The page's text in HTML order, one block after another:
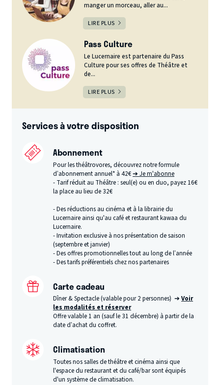
manger un morceau, aller au...
LIRE PLUS
Pass Culture
Le Lucernaire est partenaire du Pass
Culture pour ses offres de Théâtre et
de...
LIRE PLUS
Services à votre disposition
Abonnement
Pour les théâtrovores, découvrez notre formule
d’abonnement annuel* à 42€➔ Je m'abonne
- Tarif réduit au Théâtre : seul(e) ou en duo, payez 16€
la place au lieu de 32€
- Des réductions au cinéma et à la librairie du
Lucernaire ainsi qu'au café et restaurant kawaa du
Lucernaire.
- Invitation exclusive à nos présentation de saison
(septembre et janvier)
- Des offres promotionnelles tout au long de l’année
- Des tarifs préférentiels chez nos partenaires
Carte cadeau
Dîner & Spectacle (valable pour 2 personnes) ➔Voir
les modalités et réserver
Offre valable 1 an (sauf le 31 décembre) à partir de la
date d’achat du coffret.
Climatisation
Toutes nos salles de théâtre et cinéma ainsi que
l'espace du restaurant et du café/bar sont équipés
d'un système de climatisation.